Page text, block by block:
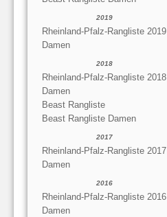
2019
Rheinland-Pfalz-Rangliste 2019
Damen
2018
Rheinland-Pfalz-Rangliste 2018
Damen
Beast Rangliste
Beast Rangliste Damen
2017
Rheinland-Pfalz-Rangliste 2017
Damen
2016
Rheinland-Pfalz-Rangliste 2016
Damen